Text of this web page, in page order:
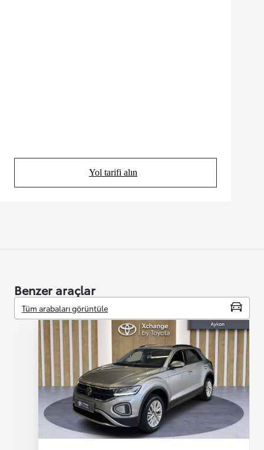
Yol tarifi alın
(Opens in new tab)
Benzer araçlar
Tüm arabaları görüntüle